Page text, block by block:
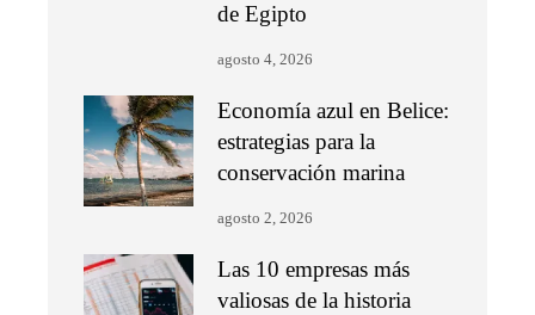
de Egipto
agosto 4, 2026
Economía azul en Belice:
estrategias para la
conservación marina
agosto 2, 2026
Las 10 empresas más
valiosas de la historia